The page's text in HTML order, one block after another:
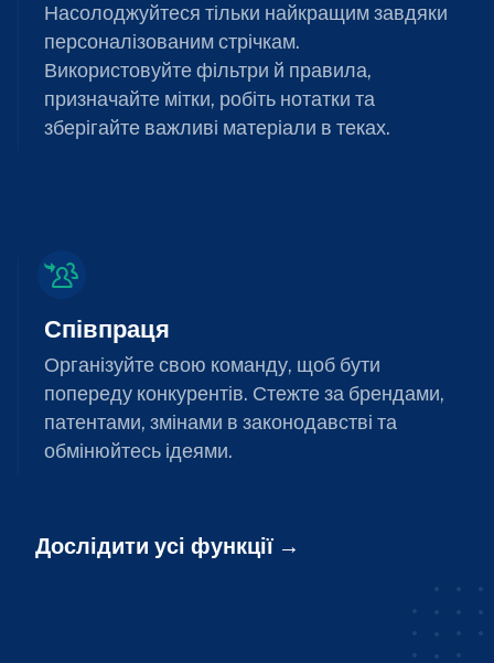
Насолоджуйтеся тільки найкращим завдяки
персоналізованим стрічкам.
Використовуйте фільтри й правила,
призначайте мітки, робіть нотатки та
зберігайте важливі матеріали в теках.
Співпраця
Організуйте свою команду, щоб бути
попереду конкурентів. Стежте за брендами,
патентами, змінами в законодавстві та
обмінюйтесь ідеями.
Дослідити усі функції